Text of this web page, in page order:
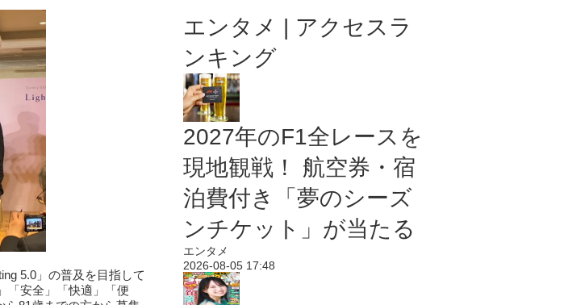
5.0」の普及を目指して
「安全」「快適」「便
エンタメ | アクセスラ
ンキング
2027年のF1全レースを
現地観戦！ 航空券・宿
泊費付き「夢のシーズ
ンチケット」が当たる
エンタメ
2026-08-05 17:48